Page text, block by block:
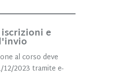
e
al corso deve
2023 tramite e-